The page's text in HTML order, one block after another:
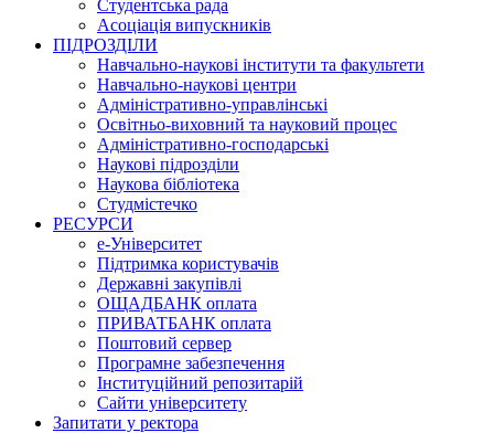
Студентська рада
Асоціація випускників
ПІДРОЗДІЛИ
Навчально-наукові інститути та факультети
Навчально-наукові центри
Адміністративно-управлінські
Освітньо-виховний та науковий процес
Адміністративно-господарські
Наукові підрозділи
Наукова бібліотека
Студмістечко
РЕСУРСИ
е-Університет
Підтримка користувачів
Державні закупівлі
ОЩАДБАНК оплата
ПРИВАТБАНК оплата
Поштовий сервер
Програмне забезпечення
Інституційний репозитарій
Сайти університету
Запитати у ректора